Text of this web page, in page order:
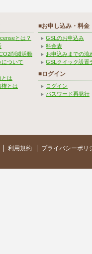
とは？
削減活動
ついて
とは
権とは
■お申し込み・料金
GSLのお申込み
料金表
お申込みまでの流
GSLクイック設置
■ログイン
ログイン
パスワード再発行
利用規約 プライバシーポリ